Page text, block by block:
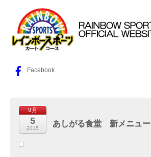
Facebook
9月
5
2015
あしがる食堂 新メニュー